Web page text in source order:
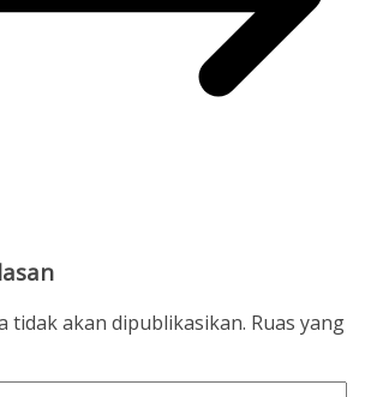
tidak akan dipublikasikan. Ruas yang